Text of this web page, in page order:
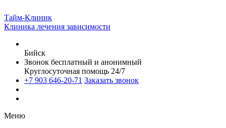
Тайм-Клиник
Клиника лечения зависимости
Бийск
Звонок бесплатный и анонимный
Круглосуточная помощь 24/7
+7 903 646-20-71 Заказать звонок
Меню